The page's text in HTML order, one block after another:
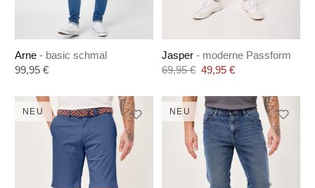
Arne - basic schmal
Regulärer Preis:
99,95 €
Jasper - moderne Passform
Verkaufspreis:
49,95 €
Regulärer Preis:
69,95 €
NEU NEU